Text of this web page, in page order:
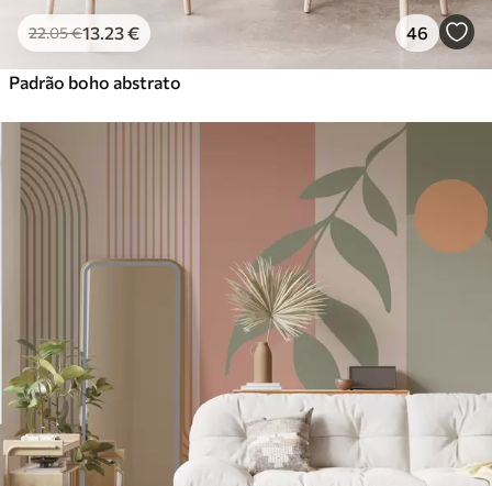
81.6749.00€/m²
22.05€13 .23€ 46
Padrão boho abstrato